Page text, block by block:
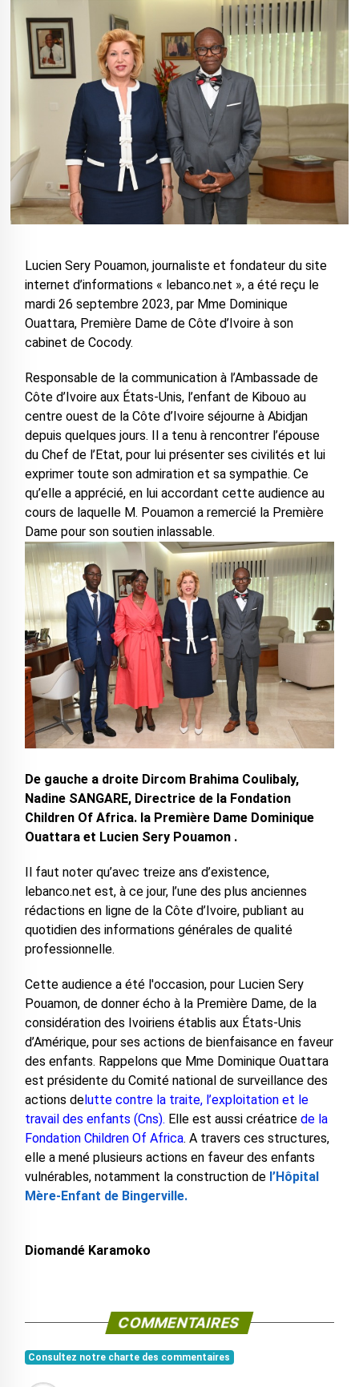
Lucien Sery Pouamon, journaliste et fondateur du site
internet d’informations « lebanco.net », a été reçu le
mardi 26 septembre 2023, par Mme Dominique
Ouattara, Première Dame de Côte d’Ivoire à son
cabinet de Cocody.
Responsable de la communication à l’Ambassade de
Côte d’Ivoire aux États-Unis, l’enfant de Kibouo au
centre ouest de la Côte d’Ivoire séjourne à Abidjan
depuis quelques jours. Il a tenu à rencontrer l’épouse
du Chef de l’Etat, pour lui présenter ses civilités et lui
exprimer toute son admiration et sa sympathie. Ce
qu’elle a apprécié, en lui accordant cette audience au
cours de laquelle M. Pouamon a remercié la Première
Dame pour son soutien inlassable.
De gauche a droite Dircom Brahima Coulibaly,
Nadine SANGARE, Directrice de la Fondation
Children Of Africa. la Première Dame Dominique
Ouattara et Lucien Sery Pouamon .
Il faut noter qu’avec treize ans d’existence,
lebanco.net est, à ce jour, l’une des plus anciennes
rédactions en ligne de la Côte d’Ivoire, publiant au
quotidien des informations générales de qualité
professionnelle.
Cette audience a été l'occasion, pour Lucien Sery
Pouamon, de donner écho à la Première Dame, de la
considération des Ivoiriens établis aux États-Unis
d’Amérique, pour ses actions de bienfaisance en faveur
des enfants. Rappelons que Mme Dominique Ouattara
est présidente du Comité national de surveillance des
actions delutte contre la traite, l’exploitation et le
travail des enfants (Cns). Elle est aussi créatrice de la
Fondation Children Of Africa. A travers ces structures,
elle a mené plusieurs actions en faveur des enfants
vulnérables, notamment la construction de l’Hôpital
Mère-Enfant de Bingerville.
Diomandé Karamoko
COMMENTAIRES
Consultez notre charte des commentaires